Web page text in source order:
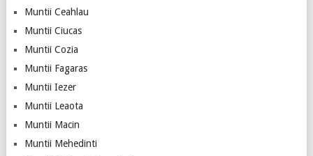
Muntii Ceahlau
Muntii Ciucas
Muntii Cozia
Muntii Fagaras
Muntii Iezer
Muntii Leaota
Muntii Macin
Muntii Mehedinti